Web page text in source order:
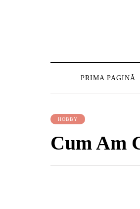
PRIMA PAGINĂ
HOBBY
Cum Am